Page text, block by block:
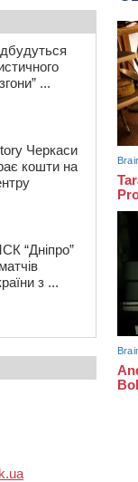
...
Черкаси
кошти на
“Дніпро”
з ...